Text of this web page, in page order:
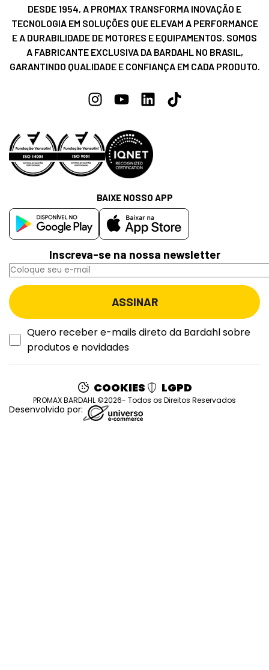
DESDE 1954, A PROMAX TRANSFORMA INOVAÇÃO E
TECNOLOGIA EM SOLUÇÕES QUE ELEVAM A PERFORMANCE
E A DURABILIDADE DE MOTORES E EQUIPAMENTOS. SOMOS
A FABRICANTE EXCLUSIVA DA BARDAHL NO BRASIL,
GARANTINDO QUALIDADE E CONFIANÇA EM CADA PRODUTO.
Inscreva-se na nossa newsletter
Quero receber e-mails direto da Bardahl sobre
produtos e novidades
BAIXE NOSSO APP
COOKIES LGPD
PROMAX BARDAHL ©2026- Todos os Direitos Reservados
Desenvolvido por: